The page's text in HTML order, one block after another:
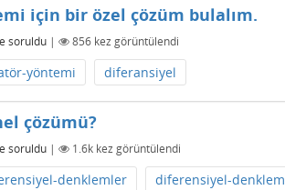
için bir özel çözüm bulalım.
soruldu | 856 kez görüntülendi
yöntemi diferansiyel
çözümü?
soruldu | 1.6k kez görüntülendi
denklemler diferensiyel-denklem